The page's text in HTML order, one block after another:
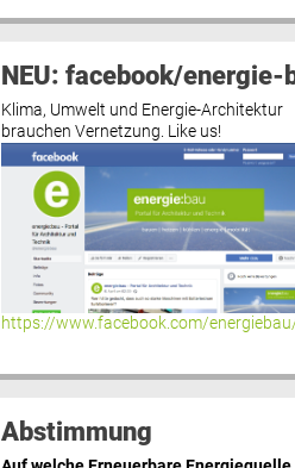
NEU: facebook/energie-
Klima, Umwelt und Energie-Architektur
brauchen Vernetzung. Like us!
https://www.facebook.com/
Abstimmung